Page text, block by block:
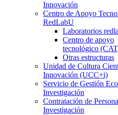
Innovación
Centro de Apoyo
RedLabU
Laboratorios
Centro de apoyo
tecnológico
Otras estructuras
Unidad de Cultura
Innovación (UCC+i)
Servicio de Gestión
Investigación
Contratación de
Investigación